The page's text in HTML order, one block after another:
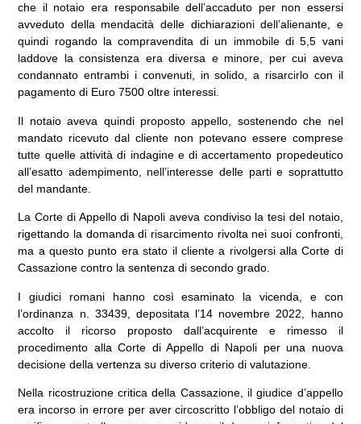
che il notaio era responsabile dell’accaduto per non essersi
avveduto della mendacità delle dichiarazioni dell’alienante, e
quindi rogando la compravendita di un immobile di 5,5 vani
laddove la consistenza era diversa e minore, per cui aveva
condannato entrambi i convenuti, in solido, a risarcirlo con il
pagamento di Euro 7500 oltre interessi.
Il notaio aveva quindi proposto appello, sostenendo che nel
mandato ricevuto dal cliente non potevano essere comprese
tutte quelle attività di indagine e di accertamento propedeutico
all’esatto adempimento, nell’interesse delle parti e soprattutto
del mandante.
La Corte di Appello di Napoli aveva condiviso la tesi del notaio,
rigettando la domanda di risarcimento rivolta nei suoi confronti,
ma a questo punto era stato il cliente a rivolgersi alla Corte di
Cassazione contro la sentenza di secondo grado.
I giudici romani hanno così esaminato la vicenda, e con
l’ordinanza n. 33439, depositata l’14 novembre 2022, hanno
accolto il ricorso proposto dall’acquirente e rimesso il
procedimento alla Corte di Appello di Napoli per una nuova
decisione della vertenza su diverso criterio di valutazione.
Nella ricostruzione critica della Cassazione, il giudice d’appello
era incorso in errore per aver circoscritto l’obbligo del notaio di